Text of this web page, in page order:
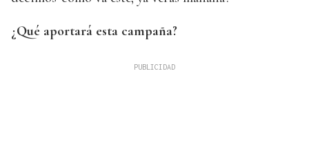
¿Qué aportará esta campaña?